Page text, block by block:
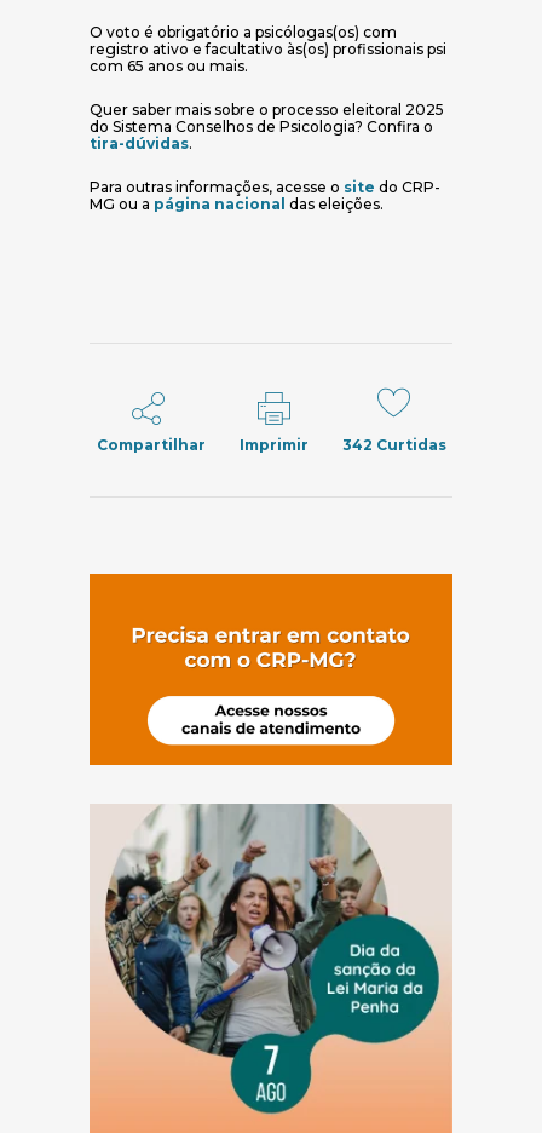
O voto é obrigatório a psicólogas(os) com
registro ativo e facultativo às(os) profissionais psi
com 65 anos ou mais.
Quer saber mais sobre o processo eleitoral 2025
do Sistema Conselhos de Psicologia? Confira o
tira-dúvidas(abre em nova janela)
.
Para outras informações, acesse o site (abre em nova
do CRP-
MG ou a página nacional (abre em nova janela)
das eleições.
Compartilhar Imprimir 342 Curtidas